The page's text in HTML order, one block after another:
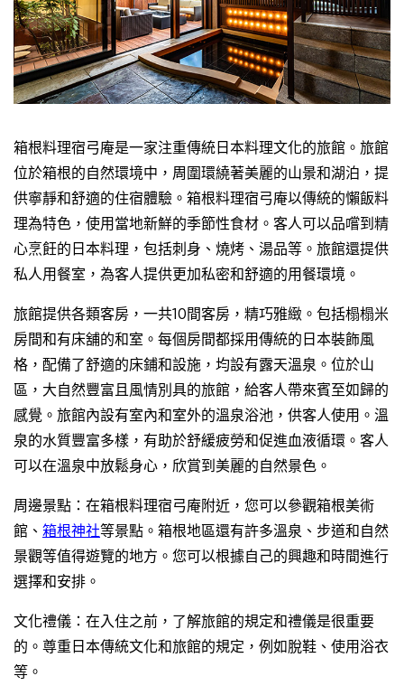
箱根料理宿弓庵是一家注重傳統日本料理文化的旅館。旅館
位於箱根的自然環境中，周圍環繞著美麗的山景和湖泊，提
供寧靜和舒適的住宿體驗。箱根料理宿弓庵以傳統的懶飯料
理為特色，使用當地新鮮的季節性食材。客人可以品嚐到精
心烹飪的日本料理，包括刺身、燒烤、湯品等。旅館還提供
私人用餐室，為客人提供更加私密和舒適的用餐環境。
旅館提供各類客房，一共10間客房，精巧雅緻。包括榻榻米
房間和有床舖的和室。每個房間都採用傳統的日本裝飾風
格，配備了舒適的床鋪和設施，均設有露天溫泉。位於山
區，大自然豐富且風情別具的旅館，給客人帶來賓至如歸的
感覺。旅館內設有室內和室外的溫泉浴池，供客人使用。溫
泉的水質豐富多樣，有助於舒緩疲勞和促進血液循環。客人
可以在溫泉中放鬆身心，欣賞到美麗的自然景色。
周邊景點：在箱根料理宿弓庵附近，您可以參觀箱根美術
館、 箱根神社等景點。箱根地區還有許多溫泉、步道和自然
景觀等值得遊覽的地方。您可以根據自己的興趣和時間進行
選擇和安排。
文化禮儀：在入住之前，了解旅館的規定和禮儀是很重要
的。尊重日本傳統文化和旅館的規定，例如脫鞋、使用浴衣
等。